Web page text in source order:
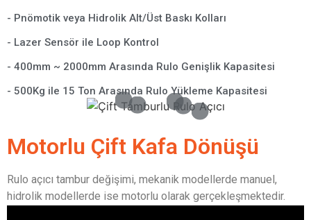
- Pnömotik veya Hidrolik Alt/Üst Baskı Kolları
- Lazer Sensör ile Loop Kontrol
- 400mm ~ 2000mm Arasında Rulo Genişlik Kapasitesi
- 500Kg ile 15 Ton Arasında Rulo Yükleme Kapasitesi
Motorlu Çift Kafa Dönüşü
Rulo açıcı tambur değişimi, mekanik modellerde manuel,
hidrolik modellerde ise motorlu olarak gerçekleşmektedir.